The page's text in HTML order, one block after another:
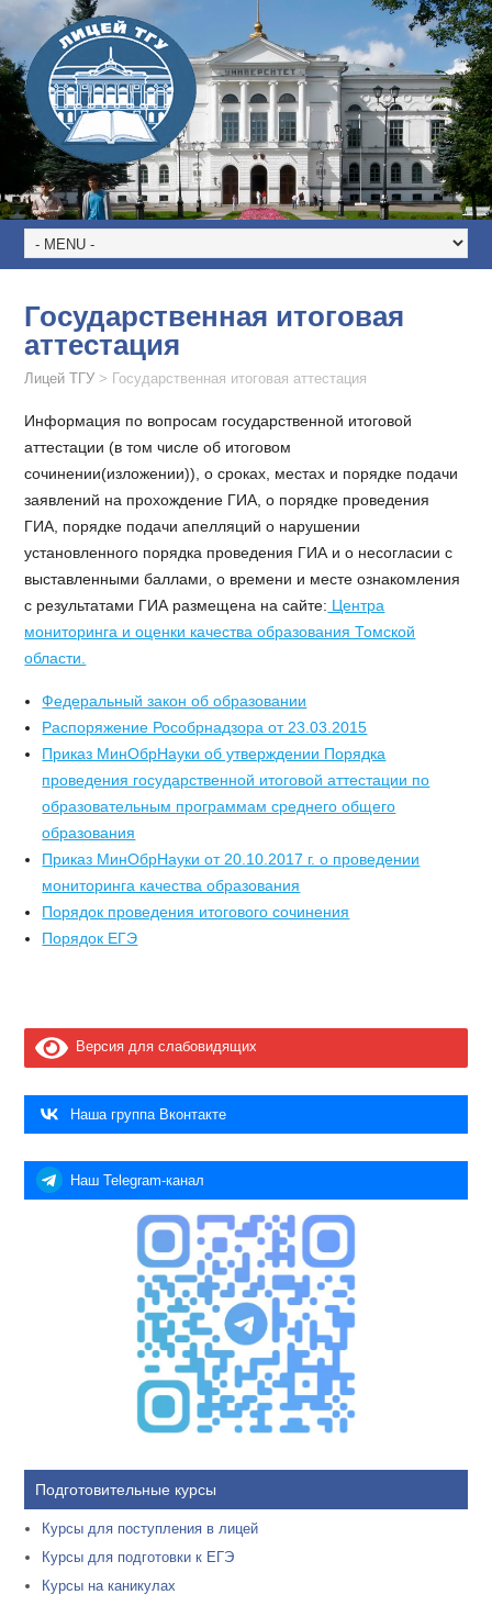
Государственная итоговая
аттестация
Лицей ТГУ > Государственная итоговая аттестация
Информация по вопросам государственной итоговой
аттестации (в том числе об итоговом
сочинении(изложении)), о сроках, местах и порядке подачи
заявлений на прохождение ГИА, о порядке проведения
ГИА, порядке подачи апелляций о нарушении
установленного порядка проведения ГИА и о несогласии с
выставленными баллами, о времени и месте ознакомления
с результатами ГИА размещена на сайте: Центра
мониторинга и оценки качества образования Томской
области.
Федеральный закон об образовании
Распоряжение Рособрнадзора от 23.03.2015
Приказ МинОбрНауки об утверждении Порядка
проведения государственной итоговой аттестации по
образовательным программам среднего общего
образования
Приказ МинОбрНауки от 20.10.2017 г. о проведении
мониторинга качества образования
Порядок проведения итогового сочинения
Порядок ЕГЭ
Версия для слабовидящих
Наша группа Вконтакте
Наш Telegram-канал
Подготовительные курсы
Курсы для поступления в лицей
Курсы для подготовки к ЕГЭ
Курсы на каникулах